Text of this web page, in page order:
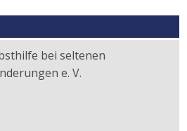
bei seltenen
e. V.